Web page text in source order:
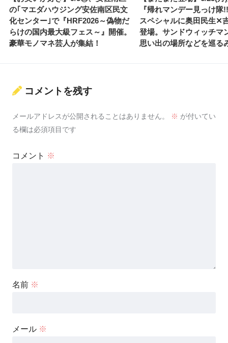
の｢マエダハウジング安佐南区民文
化センター｣で『HRF2026～偽物だ
らけの国内最大級フェス～』開催。
豪華モノマネ芸人が集結！
『帰れマンデー見っけ隊
スペシャルに奥田民生✕
登場。サンドウィッチマ
思い出の場所などを巡る
コメントを残す
メールアドレスが公開されることはありません。 ※ が付いてい
る欄は必須項目です
コメント ※
名前 ※
メール ※